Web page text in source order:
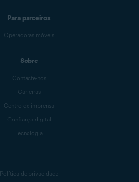
Para parceiros
Operadoras móveis
Sobre
Contacte-nos
Carreiras
Centro de imprensa
Confiança digital
Tecnologia
Política de privacidade